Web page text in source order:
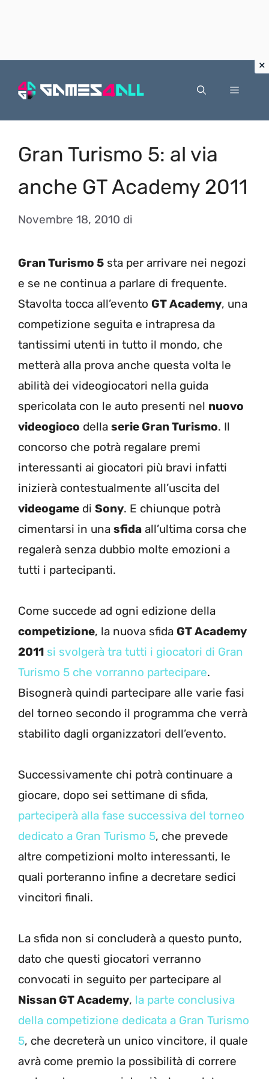
Menu
Gran Turismo 5: al via
anche GT Academy 2011
Novembre 18, 2010 di
Gran Turismo 5 sta per arrivare nei negozi
e se ne continua a parlare di frequente.
Stavolta tocca all’evento GT Academy, una
competizione seguita e intrapresa da
tantissimi utenti in tutto il mondo, che
metterà alla prova anche questa volta le
abilità dei videogiocatori nella guida
spericolata con le auto presenti nel nuovo
videogioco della serie Gran Turismo. Il
concorso che potrà regalare premi
interessanti ai giocatori più bravi infatti
inizierà contestualmente all’uscita del
videogame di Sony. E chiunque potrà
cimentarsi in una sfida all’ultima corsa che
regalerà senza dubbio molte emozioni a
tutti i partecipanti.
Come succede ad ogni edizione della
competizione, la nuova sfida GT Academy
2011 si svolgerà tra tutti i giocatori di Gran
Turismo 5 che vorranno partecipare.
Bisognerà quindi partecipare alle varie fasi
del torneo secondo il programma che verrà
stabilito dagli organizzatori dell’evento.
Successivamente chi potrà continuare a
giocare, dopo sei settimane di sfida,
parteciperà alla fase successiva del torneo
dedicato a Gran Turismo 5, che prevede
altre competizioni molto interessanti, le
quali porteranno infine a decretare sedici
vincitori finali.
La sfida non si concluderà a questo punto,
dato che questi giocatori verranno
convocati in seguito per partecipare al
Nissan GT Academy, la parte conclusiva
della competizione dedicata a Gran Turismo
5, che decreterà un unico vincitore, il quale
avrà come premio la possibilità di correre